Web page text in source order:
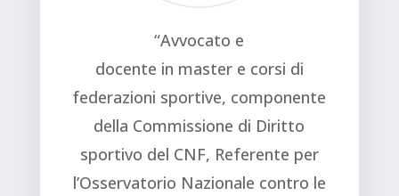
“Avvocato e
docente in master e corsi di
federazioni sportive, componente
della Commissione di Diritto
sportivo del CNF, Referente per
l’Osservatorio Nazionale contro le